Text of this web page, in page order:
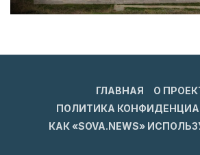
ГЛАВНАЯ
О
ПОЛИТИКА
КАК «SOVA.NEWS»